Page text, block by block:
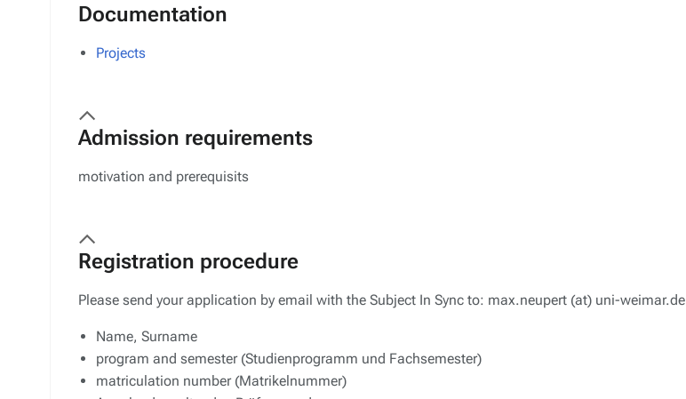
Documentation
Projects
Admission requirements
motivation and prerequisits
Registration procedure
Please send your application by email with the Subject In Sync to: max.neupert (at) uni-weimar.de
Name, Surname
program and semester (Studienprogramm und Fachsemester)
matriculation number (Matrikelnummer)